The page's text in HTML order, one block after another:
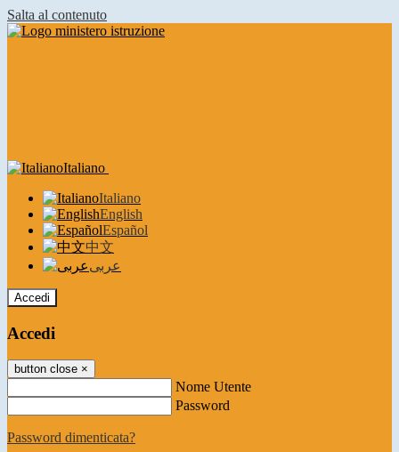
Salta al contenuto
Italiano
Italiano
English
Español
中文
عربى
Accedi
Accedi
button close ×
Nome Utente
Password
Password dimenticata?